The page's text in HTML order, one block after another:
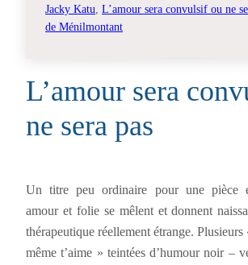
Jacky Katu L’amour sera convulsif ou ne
de Ménilmontant
L’amour sera
ne sera pas
Un titre peu ordinaire pour une pièce
amour et folie se mêlent et donnent
thérapeutique réellement étrange.
même t’aime » teintées d’humour noir –